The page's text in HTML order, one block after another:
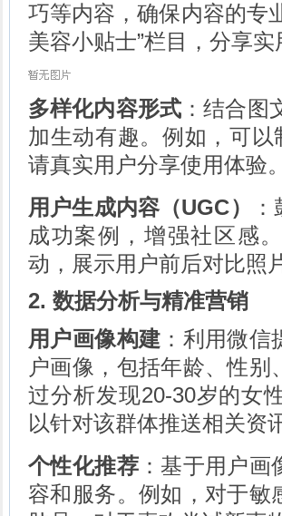
巧等内容，确保内容的专
美容小贴士”栏目，分享
多样化内容形式 ：结合
加生动有趣。例如，可以
请真实用户分享使用体验。
用户生成内容（UGC）
成功案例，增强社区感
动，展示用户前后对比照
2. 数据分析与精准营销
用户画像构建 ：利用微
户画像，包括年龄、性
过分析发现20-30岁的女
以针对该群体推送相关资
个性化推荐：基于用户画
容和服务。例如，对于敏